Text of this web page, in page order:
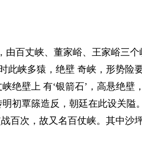
百丈峡、董家峪、王家峪三个
此峡多猿，绝壁 奇峡，形势险
绝壁上 有‘银箭石’，高悬绝壁
初覃篨造反，朝廷在此设关隘
百次，故又名百仗峡。其中沙